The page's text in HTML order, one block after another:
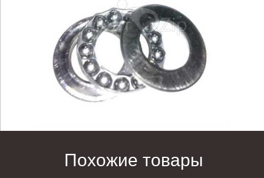
Похожие товары